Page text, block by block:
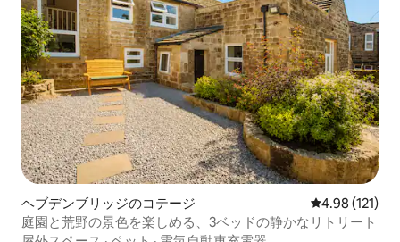
ヘブデンブリッジのコテージ レビュー121
4.98 (121)
庭園と荒野の景色を楽しめる、3ベッドの静かなリトリート